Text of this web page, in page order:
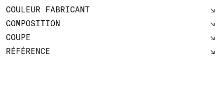
COULEUR FABRICANT
COMPOSITION
COUPE
RÉFÉRENCE